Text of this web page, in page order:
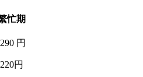
忙期
円
円